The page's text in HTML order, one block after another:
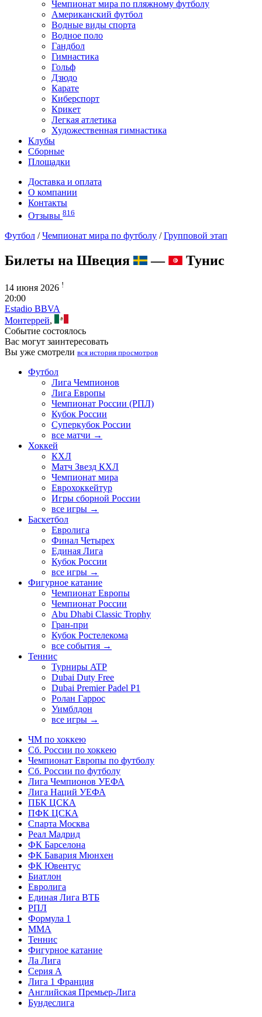
Чемпионат мира по пляжному футболу
Американский футбол
Водные виды спорта
Водное поло
Гандбол
Гимнастика
Гольф
Дзюдо
Карате
Киберспорт
Крикет
Легкая атлетика
Художественная гимнастика
Клубы
Сборные
Площадки
Доставка и оплата
О компании
Контакты
Отзывы 816
Футбол /Чемпионат мира по футболу /Групповой этап
Билеты на Швеция — Тунис
14 июня 2026 !
20:00
Estadio BBVA
Монтеррей,
Событие состоялось
Вас могут заинтересовать
Вы уже смотрели вся история просмотров
Футбол
Лига Чемпионов
Лига Европы
Чемпионат России (РПЛ)
Кубок России
Суперкубок России
все матчи →
Хоккей
КХЛ
Матч Звезд КХЛ
Чемпионат мира
Еврохоккейтур
Игры сборной России
все игры →
Баскетбол
Евролига
Финал Четырех
Единая Лига
Кубок России
все игры →
Фигурное катание
Чемпионат Европы
Чемпионат России
Abu Dhabi Classic Trophy
Гран-при
Кубок Ростелекома
все события →
Теннис
Турниры ATP
Dubai Duty Free
Dubai Premier Padel P1
Ролан Гаррос
Уимблдон
все игры →
ЧМ по хоккею
Сб. России по хоккею
Чемпионат Европы по футболу
Сб. России по футболу
Лига Чемпионов УЕФА
Лига Наций УЕФА
ПБК ЦСКА
ПФК ЦСКА
Спарта Москва
Реал Мадрид
ФК Барселона
ФК Бавария Мюнхен
ФК Ювентус
Биатлон
Евролига
Единая Лига ВТБ
РПЛ
Формула 1
MMA
Теннис
Фигурное катание
Ла Лига
Серия А
Лига 1 Франция
Английская Премьер-Лига
Бундеслига